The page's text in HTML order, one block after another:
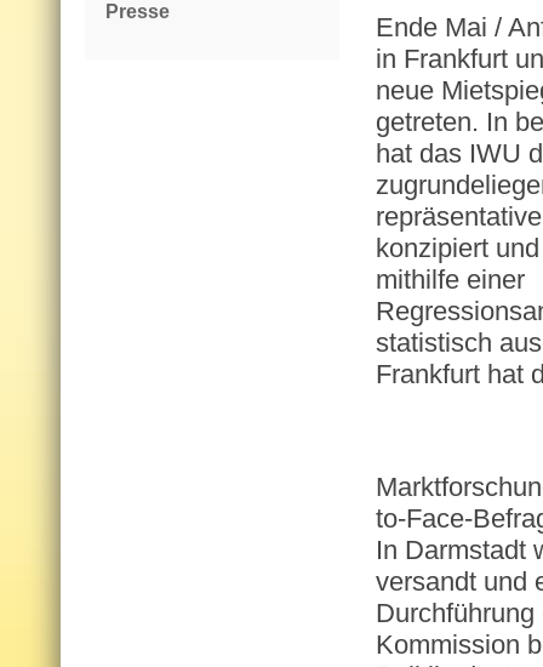
Presse
Ende Mai /
in Frankfurt
neue
getreten. In
hat das IWU
konzipiert
mithilfe einer
statistisch
Frankfurt hat
to-Face-
In Darmstadt
versandt und
Kommission